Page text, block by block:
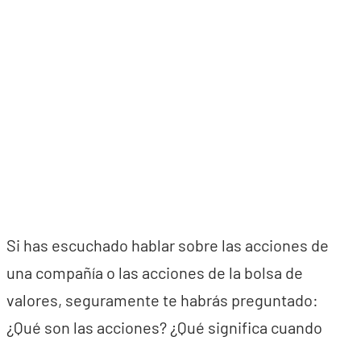
Si has escuchado hablar sobre las acciones de
una compañía o las acciones de la bolsa de
valores, seguramente te habrás preguntado:
¿Qué son las acciones? ¿Qué significa cuando